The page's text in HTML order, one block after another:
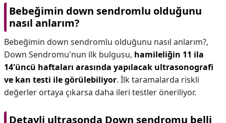
Bebeğimin down sendromlu olduğunu
nasıl anlarım?
Bebeğimin down sendromlu olduğunu nasıl anlarım?,
Down Sendromu'nun ilk bulgusu, hamileliğin 11 ila
14'üncü haftaları arasında yapılacak ultrasonografi
ve kan testi ile görülebiliyor. İlk taramalarda riskli
değerler ortaya çıkarsa daha ileri testler öneriliyor.
Detayli ultrasonda Down sendromu belli